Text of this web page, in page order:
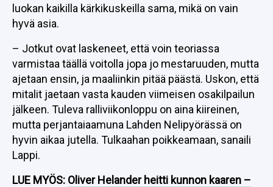
luokan kaikilla kärkikuskeilla sama, mikä on vain
hyvä asia.
– Jotkut ovat laskeneet, että voin teoriassa
varmistaa täällä voitolla jopa jo mestaruuden, mutta
ajetaan ensin, ja maaliinkin pitää päästä. Uskon, että
mitalit jaetaan vasta kauden viimeisen osakilpailun
jälkeen. Tuleva ralliviikonloppu on aina kiireinen,
mutta perjantaiaamuna Lahden Nelipyörässä on
hyvin aikaa jutella. Tulkaahan poikkeamaan, sanaili
Lappi.
LUE MYÖS: Oliver Helander heitti kunnon kaaren –